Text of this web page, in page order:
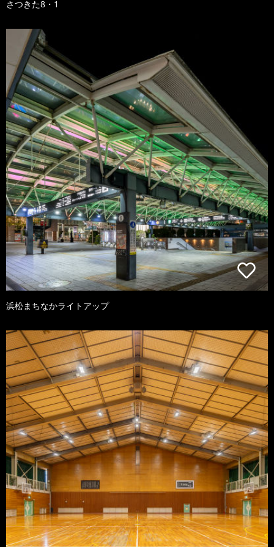
さつきた8・1
浜松まちなかライトアップ